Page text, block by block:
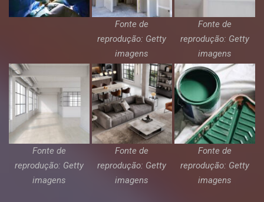
Fonte de
reprodução: Getty
imagens
Fonte de
reprodução: Getty
imagens
Fonte de
reprodução: Getty
imagens
Fonte de
reprodução: Getty
imagens
Fonte de
reprodução: Getty
imagens